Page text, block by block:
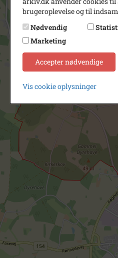
brugeroplevelse og til
Nødvendig
Marketing
Accepter nødvendige
Vis cookie oplysninger